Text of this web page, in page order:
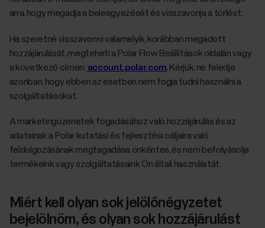
arra, hogy megadja a beleegyezését és visszavonja a törlést.
Ha szeretné visszavonni valamelyik, korábban megadott
hozzájárulását, megteheti a Polar Flow Beállítások oldalán vagy
a következő címen: account.polar.com. Kérjük, ne feledje
azonban, hogy ebben az esetben nem fogja tudni használni a
szolgáltatásokat.
A marketingüzenetek fogadásához való hozzájárulás és az
adatainak a Polar kutatási és fejlesztési céljaira való
feldolgozásának megtagadása önkéntes, és nem befolyásolja
termékeink vagy szolgáltatásaink Ön általi használatát.
Miért kell olyan sok jelölőnégyzetet
bejelölnöm, és olyan sok hozzájárulást